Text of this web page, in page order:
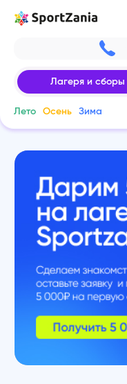
Лагеря и сборы
Лето Осень Зима